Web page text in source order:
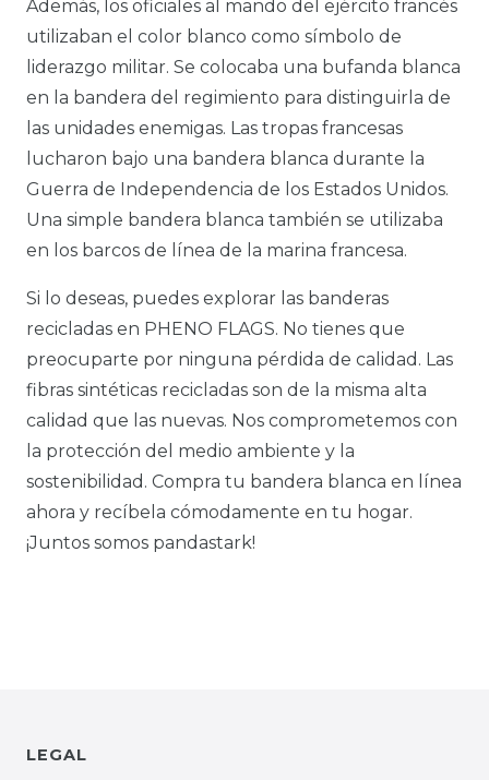
Además, los oficiales al mando del ejército francés
utilizaban el color blanco como símbolo de
liderazgo militar. Se colocaba una bufanda blanca
en la bandera del regimiento para distinguirla de
las unidades enemigas. Las tropas francesas
lucharon bajo una bandera blanca durante la
Guerra de Independencia de los Estados Unidos.
Una simple bandera blanca también se utilizaba
en los barcos de línea de la marina francesa.
Si lo deseas, puedes explorar las banderas
recicladas en PHENO FLAGS. No tienes que
preocuparte por ninguna pérdida de calidad. Las
fibras sintéticas recicladas son de la misma alta
calidad que las nuevas. Nos comprometemos con
la protección del medio ambiente y la
sostenibilidad. Compra tu bandera blanca en línea
ahora y recíbela cómodamente en tu hogar.
¡Juntos somos pandastark!
LEGAL